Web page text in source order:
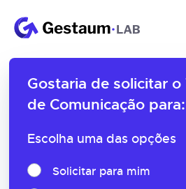
Gostaria de solicitar o
de Comunicação para:
Escolha uma das opções
Solicitar para mim